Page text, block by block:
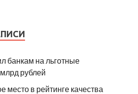
банкам на льготные
рублей
место в рейтинге качества